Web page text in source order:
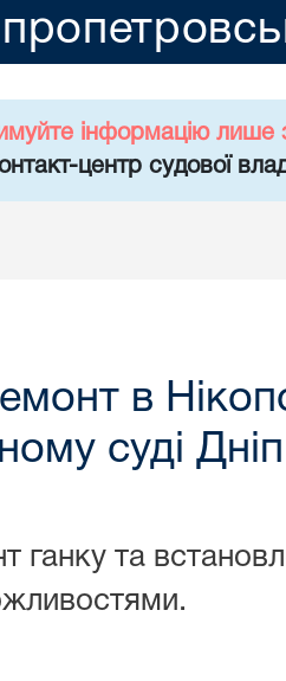
інформацію лише
центр судової
в
суді
ганку та